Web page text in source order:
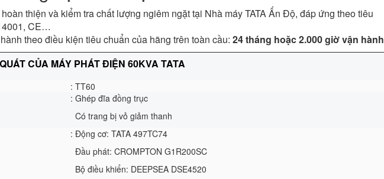
thiện và kiểm tra chất lượng ngiêm ngặt tại Nhà máy TATA Ấn Độ, đáp ứng theo tiêu
CE…
theo điều kiện tiêu chuẩn của hãng trên toàn cầu: 24 tháng hoặc 2.000 giờ vận hành
CỦA MÁY PHÁT ĐIỆN 60KVA TATA
: TT60
: Ghép đĩa đồng trục
Có trang bị vỏ giảm thanh
: Động cơ: TATA 497TC74
Đầu phát: CROMPTON G1R200SC
Bộ điều khiển: DEEPSEA DSE4520